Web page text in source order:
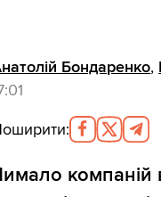
Бондаренко,
:
компаній